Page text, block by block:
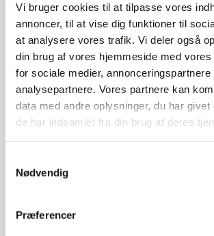
Vi bruger cookies til at tilpasse vores
annoncer, til at vise dig funktioner til
at analysere vores trafik. Vi deler også
din brug af vores hjemmeside med vores
for sociale medier, annonceringspartnere
analysepartnere. Vores partnere kan
data med andre oplysninger, du har givet
de har indsamlet fra din brug af deres
Nødvendig
Præferencer
op til 1000 kg, hvilket gør den ideel
forskellige opgaver. Den er nem at
både manuel løft og manuel kørsel,
flytte og løfte varer uden besvær.
spænder fra 8,5 cm til 160 cm, og
mm pr. pumpeslag. Med en
er den robust og stabil.
Stablerens ydre dimensioner er 160
cm, og den har en gaffellængde på
tilgængelig for alle medarbejdere i din